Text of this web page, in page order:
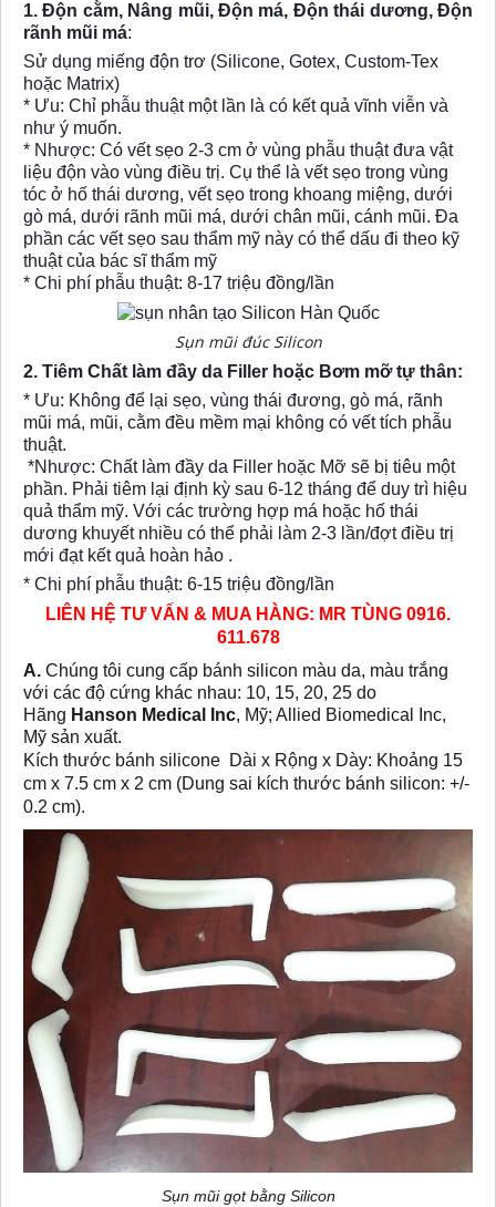
1. Độn cằm, Nâng mũi, Độn má, Độn thái dương, Độn
rãnh mũi má:
Sử dụng miếng độn trơ (Silicone, Gotex, Custom-Tex
hoặc Matrix)
* Ưu: Chỉ phẫu thuật một lần là có kết quả vĩnh viễn và
như ý muốn.
* Nhược: Có vết sẹo 2-3 cm ở vùng phẫu thuật đưa vật
liệu độn vào vùng điều trị. Cụ thể là vết sẹo trong vùng
tóc ở hố thái dương, vết sẹo trong khoang miệng, dưới
gò má, dưới rãnh mũi má, dưới chân mũi, cánh mũi. Đa
phần các vết sẹo sau thẩm mỹ này có thể dấu đi theo kỹ
thuật của bác sĩ thẩm mỹ
* Chi phí phẫu thuật: 8-17 triệu đồng/lần
Sụn mũi đúc Silicon
2. Tiêm Chất làm đầy da Filler hoặc Bơm mỡ tự thân:
* Ưu: Không để lại sẹo, vùng thái đương, gò má, rãnh
mũi má, mũi, cằm đều mềm mại không có vết tích phẫu
thuật.
*Nhược: Chất làm đầy da Filler hoặc Mỡ sẽ bị tiêu một
phần. Phải tiêm lại định kỳ sau 6-12 tháng để duy trì hiệu
quả thẩm mỹ. Với các trường hợp má hoặc hố thái
dương khuyết nhiều có thể phải làm 2-3 lần/đợt điều trị
mới đạt kết quả hoàn hảo .
* Chi phí phẫu thuật: 6-15 triệu đồng/lần
LIÊN HỆ TƯ VẤN & MUA HÀNG: MR TÙNG 0916.
611.678
A. Chúng tôi cung cấp bánh silicon màu da, màu trắng
với các độ cứng khác nhau: 10, 15, 20, 25 do
Hãng Hanson Medical Inc, Mỹ; Allied Biomedical Inc,
Mỹ sản xuất.
Kích thước bánh silicone Dài x Rộng x Dày: Khoảng 15
cm x 7.5 cm x 2 cm (Dung sai kích thước bánh silicon: +/-
0.2 cm).
Sụn mũi gọt bằng Silicon